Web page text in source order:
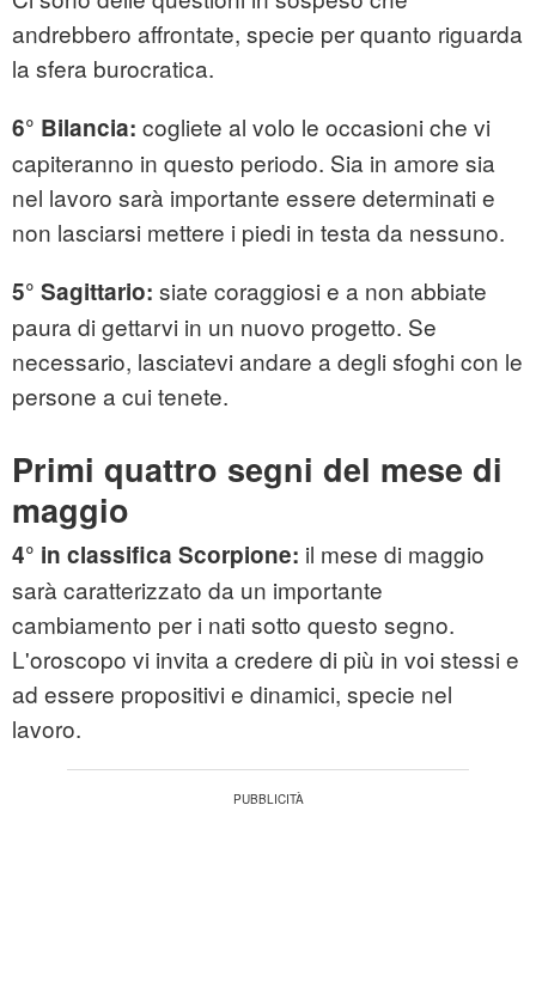
andrebbero affrontate, specie per quanto riguarda
la sfera burocratica.
6° Bilancia: cogliete al volo le occasioni che vi
capiteranno in questo periodo. Sia in amore sia
nel lavoro sarà importante essere determinati e
non lasciarsi mettere i piedi in testa da nessuno.
5° Sagittario: siate coraggiosi e a non abbiate
paura di gettarvi in un nuovo progetto. Se
necessario, lasciatevi andare a degli sfoghi con le
persone a cui tenete.
Primi quattro segni del mese di
maggio
4° in classifica Scorpione: il mese di maggio
sarà caratterizzato da un importante
cambiamento per i nati sotto questo segno.
L'oroscopo vi invita a credere di più in voi stessi e
ad essere propositivi e dinamici, specie nel
lavoro.